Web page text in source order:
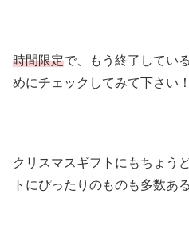
時間限定で、もう終了してい
めにチェックしてみて下さい！
クリスマスギフトにもちょう
トにぴったりのものも多数あ